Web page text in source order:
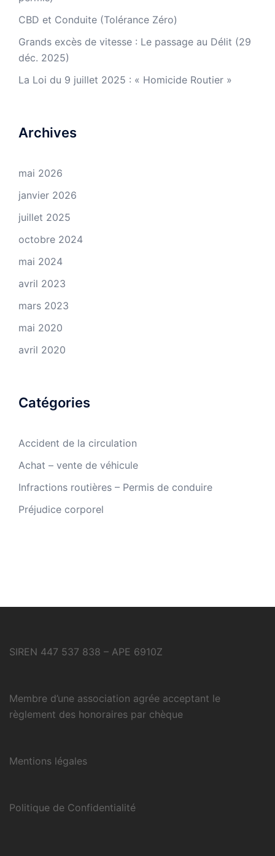
CBD et Conduite (Tolérance Zéro)
Grands excès de vitesse : Le passage au Délit (29
déc. 2025)
La Loi du 9 juillet 2025 : « Homicide Routier »
Archives
mai 2026
janvier 2026
juillet 2025
octobre 2024
mai 2024
avril 2023
mars 2023
mai 2020
avril 2020
Catégories
Accident de la circulation
Achat – vente de véhicule
Infractions routières – Permis de conduire
Préjudice corporel
SIREN 447 537 838 – APE 6910Z
Membre d’une association agrée acceptant le
règlement des honoraires par chèque
Mentions légales
Politique de Confidentialité